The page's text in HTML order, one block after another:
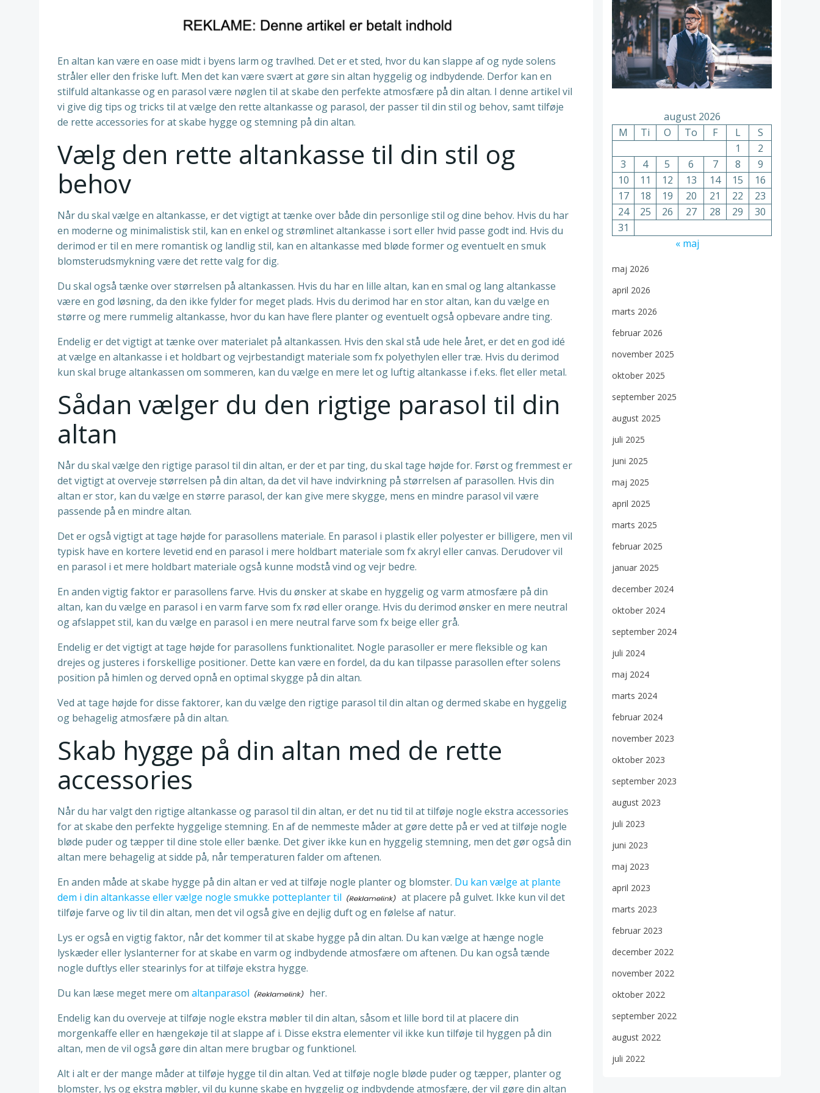
En altan kan være en oase midt i byens larm og travlhed. Det er et sted, hvor du kan slappe af og nyde solens
stråler eller den friske luft. Men det kan være svært at gøre sin altan hyggelig og indbydende. Derfor kan en
stilfuld altankasse og en parasol være nøglen til at skabe den perfekte atmosfære på din altan. I denne artikel vil
vi give dig tips og tricks til at vælge den rette altankasse og parasol, der passer til din stil og behov, samt tilføje
de rette accessories for at skabe hygge og stemning på din altan.
Vælg den rette altankasse til din stil og
behov
Når du skal vælge en altankasse, er det vigtigt at tænke over både din personlige stil og dine behov. Hvis du har
en moderne og minimalistisk stil, kan en enkel og strømlinet altankasse i sort eller hvid passe godt ind. Hvis du
derimod er til en mere romantisk og landlig stil, kan en altankasse med bløde former og eventuelt en smuk
blomsterudsmykning være det rette valg for dig.
Du skal også tænke over størrelsen på altankassen. Hvis du har en lille altan, kan en smal og lang altankasse
være en god løsning, da den ikke fylder for meget plads. Hvis du derimod har en stor altan, kan du vælge en
større og mere rummelig altankasse, hvor du kan have flere planter og eventuelt også opbevare andre ting.
Endelig er det vigtigt at tænke over materialet på altankassen. Hvis den skal stå ude hele året, er det en god idé
at vælge en altankasse i et holdbart og vejrbestandigt materiale som fx polyethylen eller træ. Hvis du derimod
kun skal bruge altankassen om sommeren, kan du vælge en mere let og luftig altankasse i f.eks. flet eller metal.
Sådan vælger du den rigtige parasol til din
altan
Når du skal vælge den rigtige parasol til din altan, er der et par ting, du skal tage højde for. Først og fremmest er
det vigtigt at overveje størrelsen på din altan, da det vil have indvirkning på størrelsen af parasollen. Hvis din
altan er stor, kan du vælge en større parasol, der kan give mere skygge, mens en mindre parasol vil være
passende på en mindre altan.
Det er også vigtigt at tage højde for parasollens materiale. En parasol i plastik eller polyester er billigere, men vil
typisk have en kortere levetid end en parasol i mere holdbart materiale som fx akryl eller canvas. Derudover vil
en parasol i et mere holdbart materiale også kunne modstå vind og vejr bedre.
En anden vigtig faktor er parasollens farve. Hvis du ønsker at skabe en hyggelig og varm atmosfære på din
altan, kan du vælge en parasol i en varm farve som fx rød eller orange. Hvis du derimod ønsker en mere neutral
og afslappet stil, kan du vælge en parasol i en mere neutral farve som fx beige eller grå.
Endelig er det vigtigt at tage højde for parasollens funktionalitet. Nogle parasoller er mere fleksible og kan
drejes og justeres i forskellige positioner. Dette kan være en fordel, da du kan tilpasse parasollen efter solens
position på himlen og derved opnå en optimal skygge på din altan.
Ved at tage højde for disse faktorer, kan du vælge den rigtige parasol til din altan og dermed skabe en hyggelig
og behagelig atmosfære på din altan.
Skab hygge på din altan med de rette
accessories
Når du har valgt den rigtige altankasse og parasol til din altan, er det nu tid til at tilføje nogle ekstra accessories
for at skabe den perfekte hyggelige stemning. En af de nemmeste måder at gøre dette på er ved at tilføje nogle
bløde puder og tæpper til dine stole eller bænke. Det giver ikke kun en hyggelig stemning, men det gør også din
altan mere behagelig at sidde på, når temperaturen falder om aftenen.
En anden måde at skabe hygge på din altan er ved at tilføje nogle planter og blomster. Du kan vælge at plante
dem i din altankasse eller vælge nogle smukke potteplanter til
at placere på gulvet. Ikke kun vil det
tilføje farve og liv til din altan, men det vil også give en dejlig duft og en følelse af natur.
Lys er også en vigtig faktor, når det kommer til at skabe hygge på din altan. Du kan vælge at hænge nogle
lyskæder eller lyslanterner for at skabe en varm og indbydende atmosfære om aftenen. Du kan også tænde
nogle duftlys eller stearinlys for at tilføje ekstra hygge.
Du kan læse meget mere om altanparasol
her.
Endelig kan du overveje at tilføje nogle ekstra møbler til din altan, såsom et lille bord til at placere din
morgenkaffe eller en hængekøje til at slappe af i. Disse ekstra elementer vil ikke kun tilføje til hyggen på din
altan, men de vil også gøre din altan mere brugbar og funktionel.
Alt i alt er der mange måder at tilføje hygge til din altan. Ved at tilføje nogle bløde puder og tæpper, planter og
blomster, lys og ekstra møbler, vil du kunne skabe en hyggelig og indbydende atmosfære, der vil gøre din altan
august 2026
M
Ti O To F L
S
1
2
3
4 5 6 7 8
9
10
11 12 13 14 15
16
17
18 19 20 21 22
23
24
25 26 27 28 29
30
31
« maj
maj 2026
april 2026
marts 2026
februar 2026
november 2025
oktober 2025
september 2025
august 2025
juli 2025
juni 2025
maj 2025
april 2025
marts 2025
februar 2025
januar 2025
december 2024
oktober 2024
september 2024
juli 2024
maj 2024
marts 2024
februar 2024
november 2023
oktober 2023
september 2023
august 2023
juli 2023
juni 2023
maj 2023
april 2023
marts 2023
februar 2023
december 2022
november 2022
oktober 2022
september 2022
august 2022
juli 2022